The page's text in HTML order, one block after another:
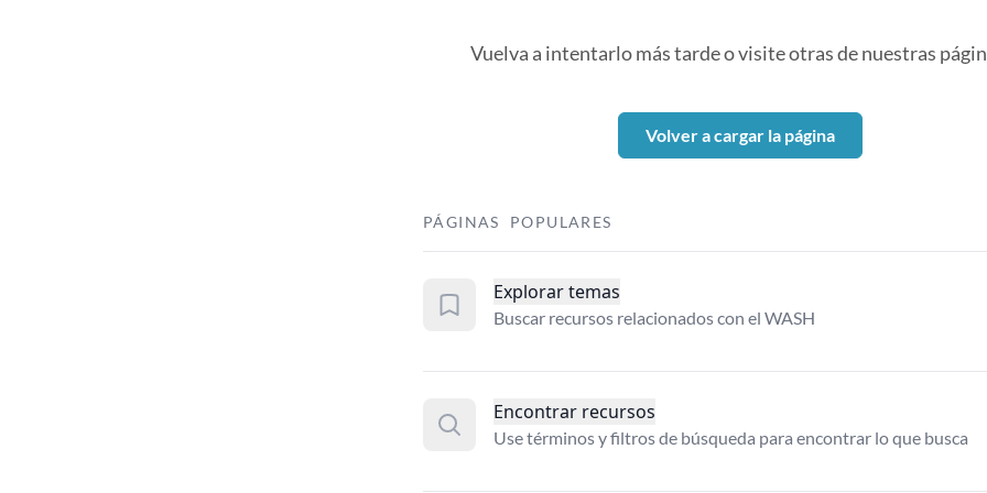
Vuelva a intentarlo más tarde o visite otras de nuestras
Volver a cargar la página
PÁGINAS POPULARES
Explorar temas
Buscar recursos relacionados con el WASH
Encontrar recursos
Use términos y filtros de búsqueda para encontrar lo que busca